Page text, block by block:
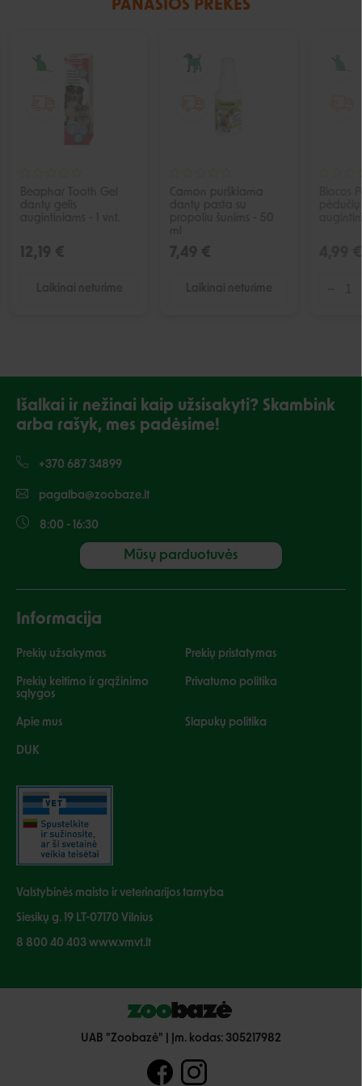
PANAŠIOS PREKĖS
Išalkai ir nežinai kaip užsisakyti? Skambink
arba rašyk, mes padėsime!
+370 687 34899
pagalba@zoobaze.lt
8:00 - 16:30
Mūsų parduotuvės
Informacija
Prekių užsakymas Prekių pristatymas
Prekių keitimo ir grąžinimo
sąlygos
Privatumo politika
Apie mus Slapukų politika
DUK
Valstybinės maisto ir veterinarijos tarnyba
Siesikų g. 19 LT-07170 Vilnius
8 800 40 403 www.vmvt.lt
UAB "Zoobazė" | Įm. kodas: 305217982